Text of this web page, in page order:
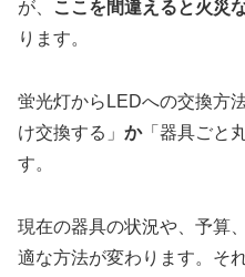
が、 ここを間違えると火災
ります。
蛍光灯からLEDへの交換方
け交換する」 か「器具ごと
す。
現在の器具の状況や、予算
適な方法が変わります。そ